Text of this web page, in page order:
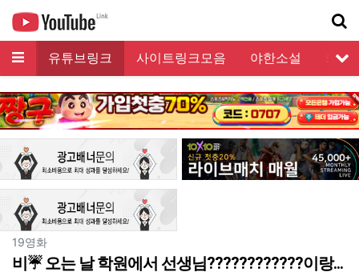
메뉴 유튜브링크 사이트링크모음 야한소설
커뮤
19영화분류
비☔ 오는 날 학원에서 선생님????‍????????이랑...